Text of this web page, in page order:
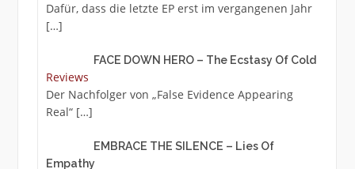
Dafür, dass die letzte EP erst im vergangenen Jahr
[…]
FACE DOWN HERO – The Ecstasy Of Cold
Reviews
Der Nachfolger von „False Evidence Appearing
Real“ […]
EMBRACE THE SILENCE – Lies Of
Empathy